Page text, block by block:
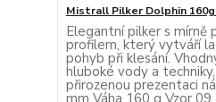
Mistrall Pilker Dolphin 160g
Elegantní pilker s mírně
profilem, který vytváří
pohyb při klesání.
hluboké vody a
přirozenou prezentaci